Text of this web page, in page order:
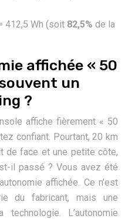
412,5 Wh (soit 82,5% de la
affichée « 50
un
?
affiche fièrement « 50
confiant. Pourtant, 20 km
de face et une petite côte,
il passé ? Vous avez été
affichée. Ce n’est
du fabricant, mais une
L’autonomie